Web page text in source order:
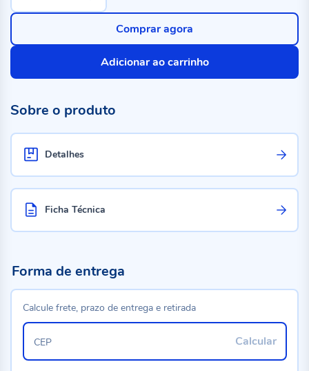
Adicionar ao carrinho
Comprar agora
Sobre o produto
Detalhes
Ficha Técnica
Forma de entrega
Calcule frete, prazo de entrega e retirada
Calcular
CEP